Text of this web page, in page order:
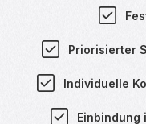
Priorisierter
Individuelle
Einbindung